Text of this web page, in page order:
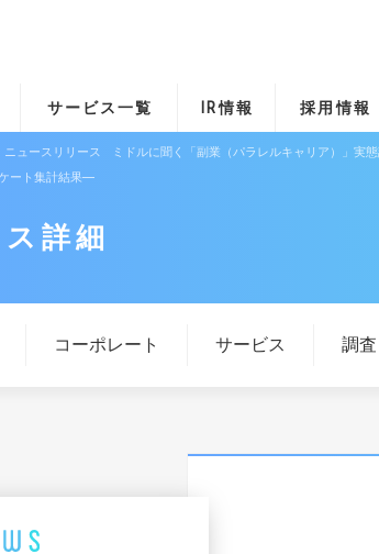
サービス一覧 IR情報 採用情報
ニュースリリース
ミドルに聞く「副業（パラレルキャリア）」実
ート集計結果―
詳細
コーポレート サービス 調